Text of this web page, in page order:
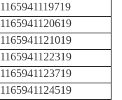
1165941119719
1165941120619
1165941121019
1165941122319
1165941123719
1165941124519